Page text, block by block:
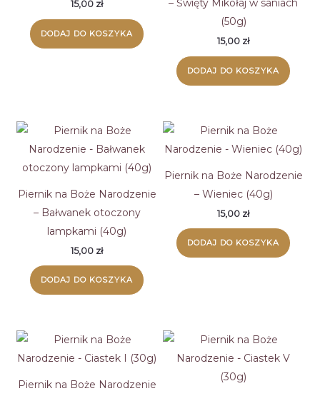
15,00 zł
DODAJ DO KOSZYKA
– Święty Mikołaj w saniach
(50g)
15,00 zł
DODAJ DO KOSZYKA
Piernik na Boże Narodzenie
– Bałwanek otoczony
lampkami (40g)
15,00 zł
DODAJ DO KOSZYKA
Piernik na Boże Narodzenie
– Wieniec (40g)
15,00 zł
DODAJ DO KOSZYKA
Piernik na Boże Narodzenie